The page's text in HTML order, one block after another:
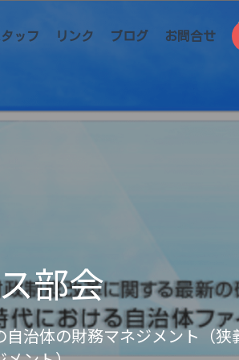
ッフ リンク ブログ お問合せ
部会
自治体の財務マネジメント（
メント）。